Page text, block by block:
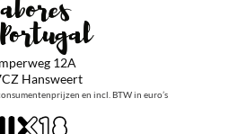
12A
Hansweert
en incl. BTW in euro’s